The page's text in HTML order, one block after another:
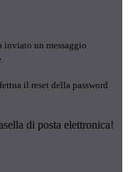
inviato un messaggio
il reset della password
di posta elettronica!